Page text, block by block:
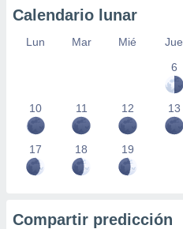
Calendario lunar
Lun Mar Mié Jue
6
10 11 12 13
17 18 19
Compartir predicción